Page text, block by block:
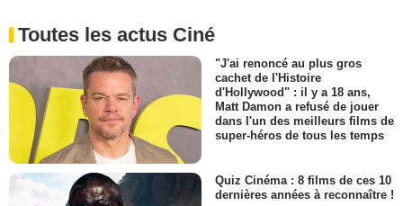
Toutes les actus Ciné
"J'ai renoncé au plus gros
cachet de l'Histoire
d'Hollywood" : il y a 18 ans,
Matt Damon a refusé de jouer
dans l'un des meilleurs films de
super-héros de tous les temps
Quiz Cinéma : 8 films de ces 10
dernières années à reconnaître !